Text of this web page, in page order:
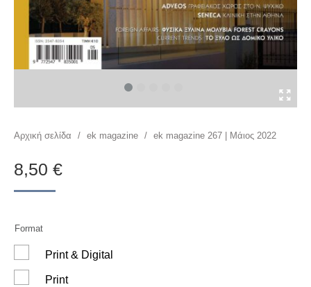
You are here:
Αρχική σελίδα / ek magazine / ek magazine 267 | Μάιος 2022
8,50 €
Format
Print
Print & Digital